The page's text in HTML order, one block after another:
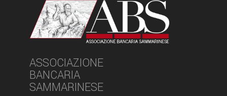
ASSOCIAZIONE
BANCARIA
SAMMARINESE